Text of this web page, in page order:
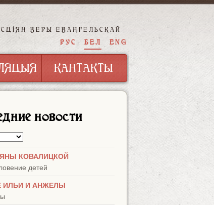
ВЕРЫ ЕВАНГЕЛЬСКАЙ
РУС БЕЛ ENG
КАНТАКТЫ
КАНТАКТЫ
новости
КОВАЛИЦКОЙ
детей
ИЛЬИ И АНЖЕЛЫ